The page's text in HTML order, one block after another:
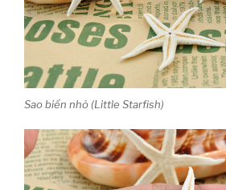
Sao biển nhỏ (Little Starfish)